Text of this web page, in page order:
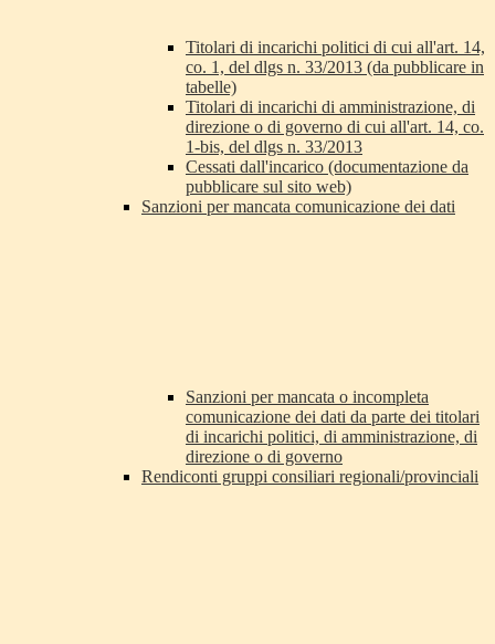
Titolari di incarichi politici di cui all'art. 14,
co. 1, del dlgs n. 33/2013 (da pubblicare in
tabelle)
Titolari di incarichi di amministrazione, di
direzione o di governo di cui all'art. 14, co.
1-bis, del dlgs n. 33/2013
Cessati dall'incarico (documentazione da
pubblicare sul sito web)
Sanzioni per mancata comunicazione dei dati
Sanzioni per mancata o incompleta
comunicazione dei dati da parte dei titolari
di incarichi politici, di amministrazione, di
direzione o di governo
Rendiconti gruppi consiliari regionali/provinciali